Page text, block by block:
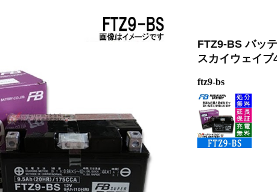
FTZ9-BS バッ
スカイウェイ
ftz9-bs